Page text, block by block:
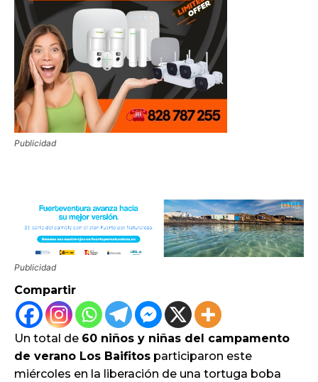
Publicidad
Publicidad
Compartir
Un total de 60 niños y niñas del campamento
de verano Los Baifitos participaron este
miércoles en la liberación de una tortuga boba